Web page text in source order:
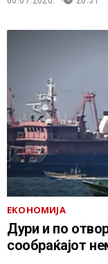
ЕКОНОМИЈА
Дури и по
сообраќајот